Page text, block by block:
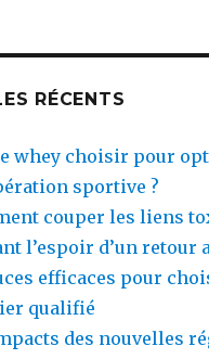
travaux
RÉCENTS
whey choisir pour
sportive ?
couper les liens
l’espoir d’un retour
efficaces pour
qualifié
des nouvelles